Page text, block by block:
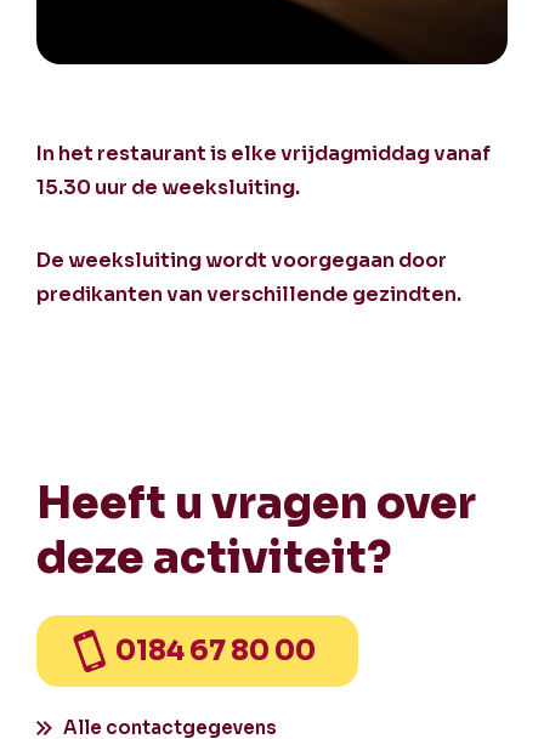
In het restaurant is elke vrijdagmiddag vanaf
15.30 uur de weeksluiting.
De weeksluiting wordt voorgegaan door
predikanten van verschillende gezindten.
Heeft u vragen over
deze activiteit?
0184 67 80 00
Alle contactgegevens